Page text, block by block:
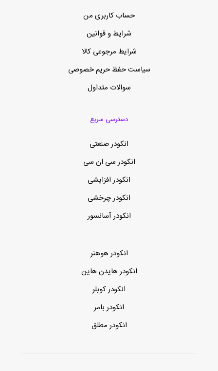
حساب کاربری من
شرایط و قوانین
شرایط مرجوعی کالا
سیاست حفظ حریم خصوصی
سوالات متداول
دسترسی سریع
انکودر صنعتی
انکودر سی ان سی
انکودر افزایشی
انکودر چرخشی
انکودر آسانسور
انکودر هوهنر
انکودر هایدن هاین
انکودر کوبلر
انکودر بامر
انکودر مطلق